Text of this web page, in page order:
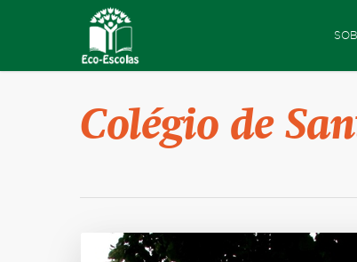
Colégio de